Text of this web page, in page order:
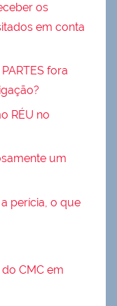
os
em conta
fora
RÉU no
um
perícia, o que
CMC em